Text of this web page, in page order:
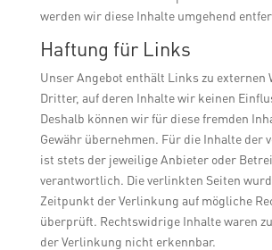
werden wir diese Inhalte umgehend
Haftung für Links
Unser Angebot enthält Links zu externen
Dritter, auf deren Inhalte wir keinen
Deshalb können wir für diese fremden
Gewähr übernehmen. Für die Inhalte der
ist stets der jeweilige Anbieter oder
verantwortlich. Die verlinkten Seiten
Zeitpunkt der Verlinkung auf mögliche
überprüft. Rechtswidrige Inhalte waren
der Verlinkung nicht erkennbar.